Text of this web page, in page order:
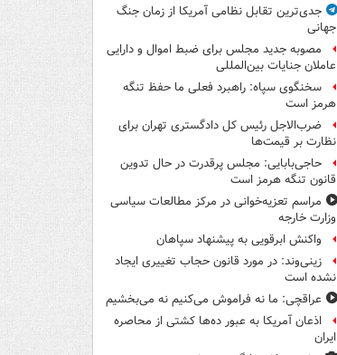
جدی‌ترین تقابل نظامی آمریکا از زمان جنگ
جهانی
مصوبه جدید مجلس برای ضبط اموال و دارایی
عاملان جنایات بین‌المللی
سخنگوی سپاه: راهبرد فعلی ما حفظ تنگه
هرمز است
ضرب‌الاجل رئیس کل دادگستری تهران برای
نظارت بر قیمت‌ها
حاجی‌بابایی: مجلس پرقدرت در حال تدوین
قانون تنگه هرمز است
مراسم تعزیه‌خوانی در مرکز مطالعات سیاسی
وزارت خارجه
واکنش ابرقویی به پیشنهاد سپاهان
زینی‌وند: در مورد قانون حجاب تغییری ایجاد
نشده است
عراقچی: ما نه فراموش می‌کنیم نه می‌بخشیم
اذعان آمریکا به عبور ده‌ها کشتی از محاصره
ایران